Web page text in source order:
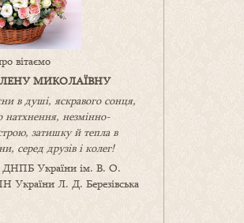
вітаємо
МИКОЛАЇВНУ
в душі, яскравого сонця,
натхнення, незмінно-
затишкуйтепла в
, серед друзів і колег!
ДНПБ України ім. В. О.
України Л. Д. Березівська